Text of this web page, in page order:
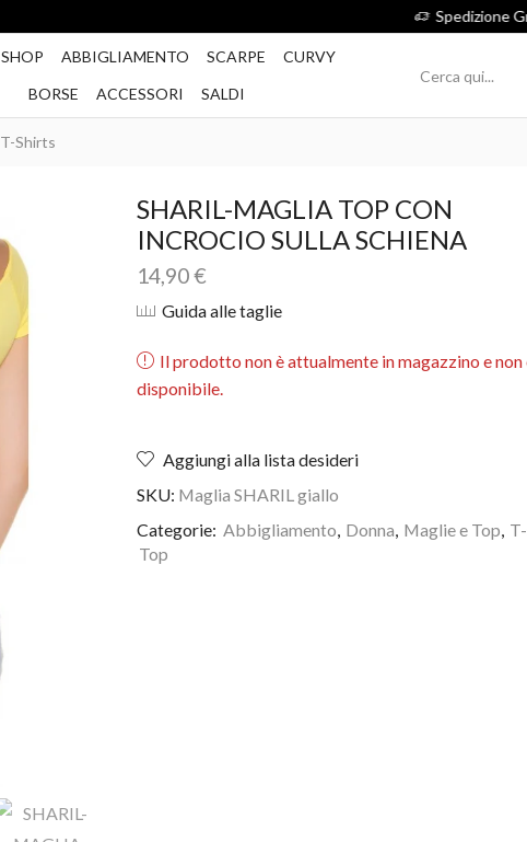
Spedizione Gratis per ordini superiori a 49€
SHOP ABBIGLIAMENTO SCARPE
CURVY
BORSE
ACCESSORI SALDI
T-Shirts
SHARIL-MAGLIA TOP CON
INCROCIO SULLA SCHIENA
14,90€
Guida alle taglie
Il prodotto non è attualmente in magazzino e non
disponibile.
Aggiungi alla lista desideri
SKU: Maglia SHARIL giallo
Categorie: Abbigliamento, Donna, Maglie e Top,
Top